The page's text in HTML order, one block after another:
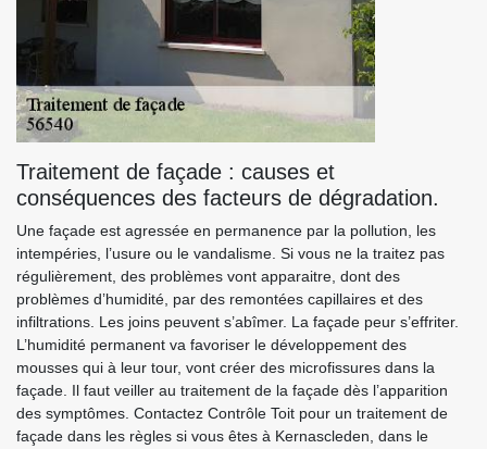
Traitement de façade : causes et
conséquences des facteurs de dégradation.
Une façade est agressée en permanence par la pollution, les
intempéries, l’usure ou le vandalisme. Si vous ne la traitez pas
régulièrement, des problèmes vont apparaitre, dont des
problèmes d’humidité, par des remontées capillaires et des
infiltrations. Les joins peuvent s’abîmer. La façade peur s’effriter.
L’humidité permanent va favoriser le développement des
mousses qui à leur tour, vont créer des microfissures dans la
façade. Il faut veiller au traitement de la façade dès l’apparition
des symptômes. Contactez Contrôle Toit pour un traitement de
façade dans les règles si vous êtes à Kernascleden, dans le